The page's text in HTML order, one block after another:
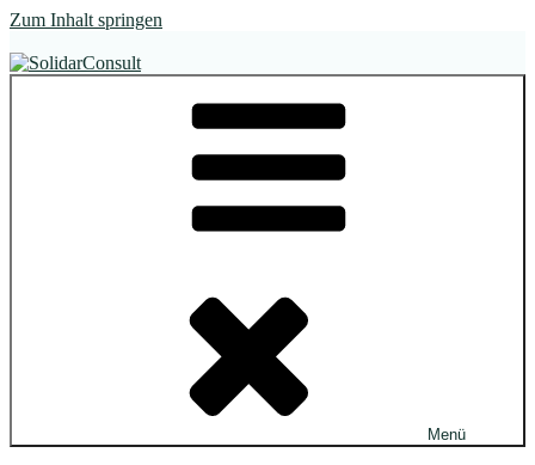
Zum Inhalt springen
Menü